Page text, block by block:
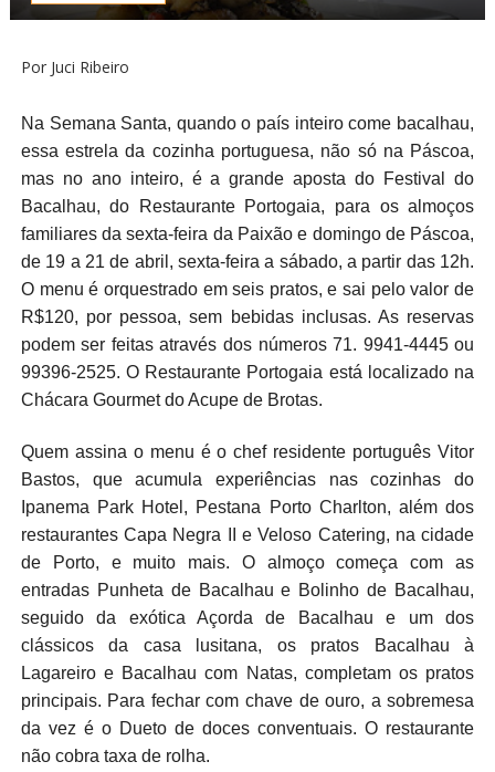
Por Juci Ribeiro
Na Semana Santa, quando o país inteiro come bacalhau,
essa estrela da cozinha portuguesa, não só na Páscoa,
mas no ano inteiro, é a grande aposta do Festival do
Bacalhau, do Restaurante Portogaia, para os almoços
familiares da sexta-feira da Paixão e domingo de Páscoa,
de 19 a 21 de abril, sexta-feira a sábado, a partir das 12h.
O menu é orquestrado em seis pratos, e sai pelo valor de
R$120, por pessoa, sem bebidas inclusas. As reservas
podem ser feitas através dos números 71. 9941-4445 ou
99396-2525. O Restaurante Portogaia está localizado na
Chácara Gourmet do Acupe de Brotas.
Quem assina o menu é o chef residente português Vitor
Bastos, que acumula experiências nas cozinhas do
Ipanema Park Hotel, Pestana Porto Charlton, além dos
restaurantes Capa Negra II e Veloso Catering, na cidade
de Porto, e muito mais. O almoço começa com as
entradas Punheta de Bacalhau e Bolinho de Bacalhau,
seguido da exótica Açorda de Bacalhau e um dos
clássicos da casa lusitana, os pratos Bacalhau à
Lagareiro e Bacalhau com Natas, completam os pratos
principais. Para fechar com chave de ouro, a sobremesa
da vez é o Dueto de doces conventuais. O restaurante
não cobra taxa de rolha.